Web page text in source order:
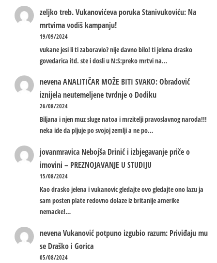
zeljko treb.Vukanovićeva poruka Stanivukoviću: Na
mrtvima vodiš kampanju!
19/09/2024
vukane jesi li ti zaboravio? nije davno bilo! ti jelena drasko
govedarica itd. ste i dosli u N:S:preko mrtvi na…
nevenaANALITIČAR MOŽE BITI SVAKO: Obradović
iznijela neutemeljene tvrdnje o Dodiku
26/08/2024
Biljana i njen muz sluge natoa i mrzitelji pravoslavnog naroda!!!
neka ide da pljuje po svojoj zemlji a ne po…
jovanmravica Nebojša Drinić i izbjegavanje priče o
imovini – PREZNOJAVANJE U STUDIJU
15/08/2024
Kao drasko jelena i vukanovic gledajte ovo gledajte ono lazu ja
sam posten plate redovno dolaze iz britanije amerike
nemacke!…
nevenaVukanović potpuno izgubio razum: Priviđaju mu
se Draško i Gorica
05/08/2024